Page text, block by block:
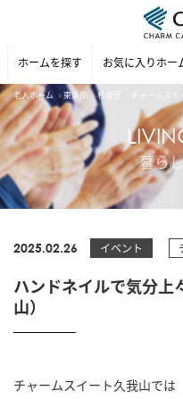
ホームを探す お気に入りホー
老人ホーム 東京都 杉並区 チャームスイ
暮ら
2025.02.26 イベント
ハンドネイルで気分上
山）
チャームスイート久我山では